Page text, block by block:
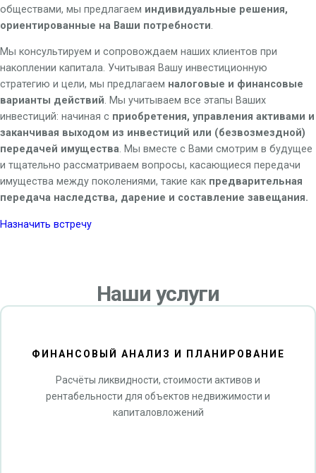
обществами, мы предлагаем индивидуальные решения,
ориентированные на Ваши потребности.
Мы консультируем и сопровождаем наших клиентов при
накоплении капитала. Учитывая Вашу инвестиционную
стратегию и цели, мы предлагаем налоговые и финансовые
варианты действий. Мы учитываем все этапы Ваших
инвестиций: начиная с приобретения, управления активами и
заканчивая выходом из инвестиций или (безвозмездной)
передачей имущества. Мы вместе с Вами смотрим в будущее
и тщательно рассматриваем вопросы, касающиеся передачи
имущества между поколениями, такие как предварительная
передача наследства, дарение и составление завещания.
Назначить встречу
Наши услуги
ФИНАНСОВЫЙ АНАЛИЗ И ПЛАНИРОВАНИЕ
Расчёты ликвидности, стоимости активов и
рентабельности для объектов недвижимости и
капиталовложений